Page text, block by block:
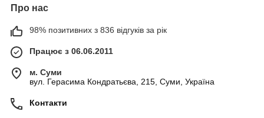
Про нас
98% позитивних з 836 відгуків за рік
Працює з 06.06.2011
м. Суми
вул. Герасима Кондратьєва, 215, Суми, Україна
Контакти